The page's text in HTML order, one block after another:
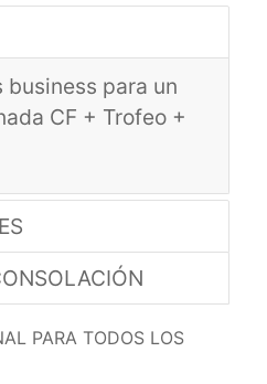
para un
CF + Trofeo +
PARA TODOS LOS